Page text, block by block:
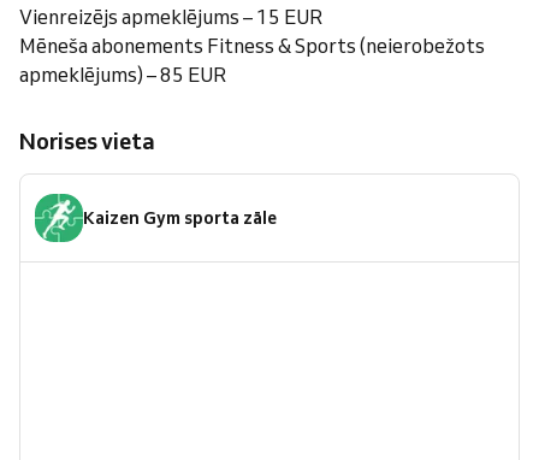
Vienreizējs apmeklējums – 15 EUR
Mēneša abonements Fitness & Sports (neierobežots
apmeklējums) – 85 EUR
Norises vieta
Kaizen Gym sporta zāle